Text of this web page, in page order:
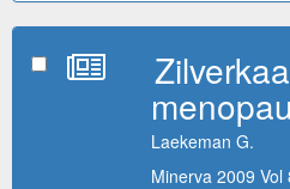
Laekeman G.
Minerva 2009